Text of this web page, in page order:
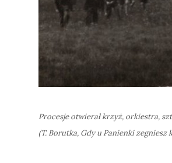
Procesjeotwierał krzyż, orkiestra,
(T. Borutka, Gdy u Panienki zegniesz